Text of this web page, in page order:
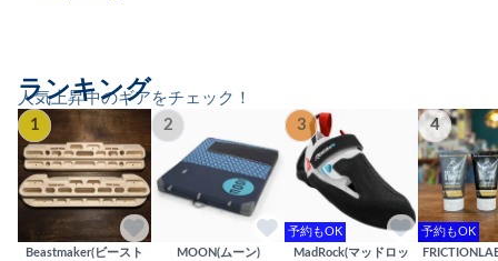
人気上昇中のギアをチェック！
ランキング
1
Beastmaker(ビースト
2
MOON(ムーン)
3
予約もOK
MadRock(マッドロッ
4
予約もOK